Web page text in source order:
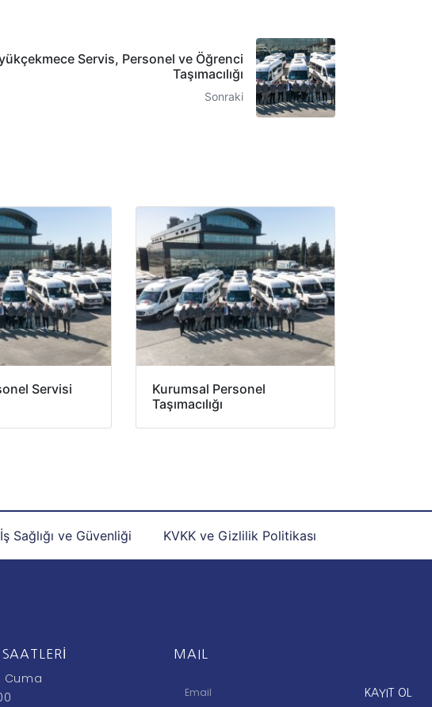
Servis, Personel ve Öğrenci
Taşımacılığı
Sonraki
Servisi
Kurumsal Personel
Taşımacılığı
İş Sağlığı ve Güvenliği KVKK ve Gizlilik Politikası
Cuma
MAIL
KAYIT OL